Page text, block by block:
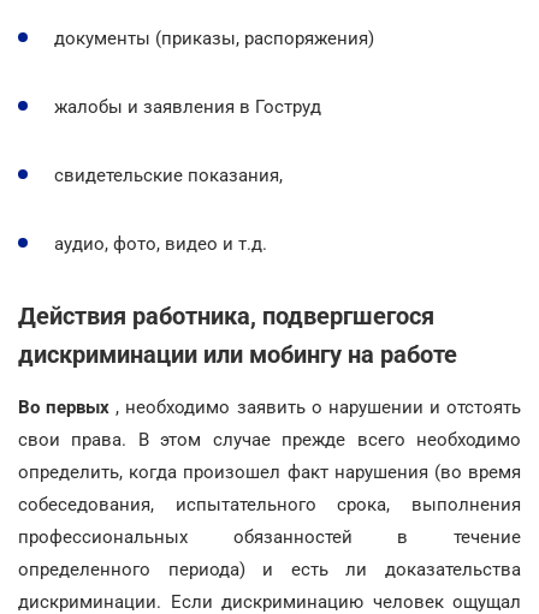
документы (приказы, распоряжения)
жалобы и заявления в Гоструд
свидетельские показания,
аудио, фото, видео и т.д.
Действия работника, подвергшегося
дискриминации или мобингу на работе
Во первых , необходимо заявить о нарушении и отстоять
свои права. В этом случае прежде всего необходимо
определить, когда произошел факт нарушения (во время
собеседования, испытательного срока, выполнения
профессиональных обязанностей в течение
определенного периода) и есть ли доказательства
дискриминации. Если дискриминацию человек ощущал